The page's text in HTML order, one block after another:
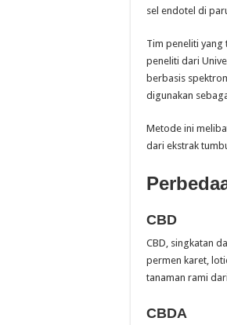
sel endotel di
Tim peneliti yang
peneliti dari
berbasis
digunakan
Metode ini
dari ekstrak
CBD
CBD, singkatan
permen karet,
tanaman rami
CBDA